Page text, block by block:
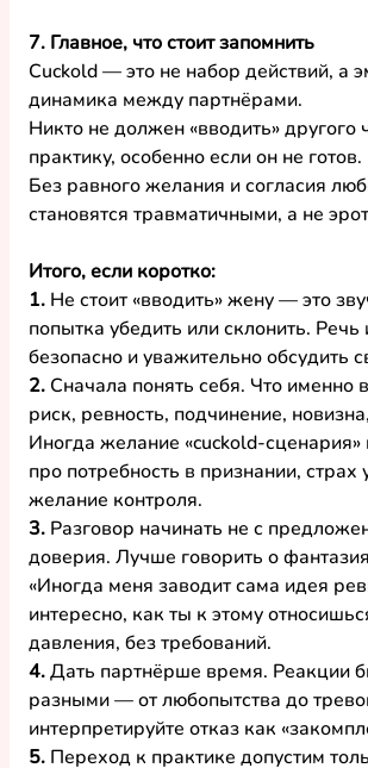
7. Главное, что стоит запомнить
Cuckold — это не набор действий, а
динамика между партнёрами.
Никто не должен «вводить» другого
практику, особенно если он не готов.
Без равного желания и согласия
становятся травматичными, а не
Итого, если коротко:
1. Не стоит «вводить» жену — это
попытка убедить или склонить. Речь
безопасно и уважительно обсудить
2. Сначала понять себя. Что именно
риск, ревность, подчинение,
Иногда желание «cuckold-
про потребность в признании, страх
желание контроля.
3. Разговор начинать не с
доверия. Лучше говорить о
«Иногда меня заводит сама идея
интересно, как ты к этому
давления, без требований.
4. Дать партнёрше время. Реакции
разными — от любопытства до
интерпретируйте отказ как
5. Переход к практике допустим